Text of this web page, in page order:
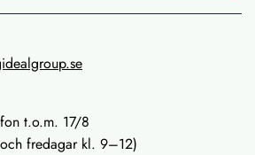
t.o.m. 17/8
fredagar kl. 9–12)